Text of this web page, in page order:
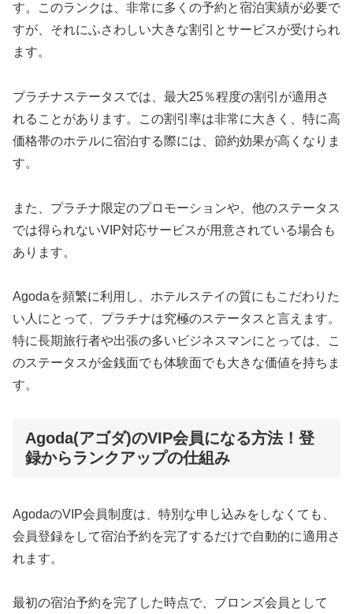
す。このランクは、非常に多くの予約と宿泊実績が必要で
すが、それにふさわしい大きな割引とサービスが受けられ
ます。
プラチナステータスでは、最大25％程度の割引が適用さ
れることがあります。この割引率は非常に大きく、特に高
価格帯のホテルに宿泊する際には、節約効果が高くなりま
す。
また、プラチナ限定のプロモーションや、他のステータス
では得られないVIP対応サービスが用意されている場合も
あります。
Agodaを頻繁に利用し、ホテルステイの質にもこだわりた
い人にとって、プラチナは究極のステータスと言えます。
特に長期旅行者や出張の多いビジネスマンにとっては、こ
のステータスが金銭面でも体験面でも大きな価値を持ちま
す。
Agoda(アゴダ)のVIP会員になる方法！登
録からランクアップの仕組み
AgodaのVIP会員制度は、特別な申し込みをしなくても、
会員登録をして宿泊予約を完了するだけで自動的に適用さ
れます。
最初の宿泊予約を完了した時点で、ブロンズ会員として